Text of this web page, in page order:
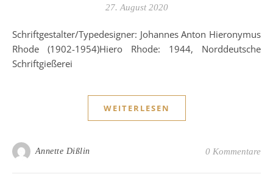
27. August 2020
Schriftgestalter/Typedesigner: Johannes Anton Hieronymus
Rhode (1902-1954)Hiero Rhode: 1944, Norddeutsche
Schriftgießerei
WEITERLESEN
Annette Dißlin 0 Kommentare